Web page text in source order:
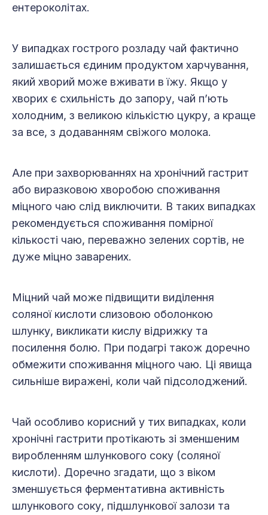
ентероколітах.
У випадках гострого розладу чай фактично
залишається єдиним продуктом харчування,
який хворий може вживати в їжу. Якщо у
хворих є схильність до запору, чай п’ють
холодним, з великою кількістю цукру, а краще
за все, з додаванням свіжого молока.
Але при захворюваннях на хронічний гастрит
або виразковою хворобою споживання
міцного чаю слід виключити. В таких випадках
рекомендується споживання помірної
кількості чаю, переважно зелених сортів, не
дуже міцно заварених.
Міцний чай може підвищити виділення
соляної кислоти слизовою оболонкою
шлунку, викликати кислу відрижку та
посилення болю. При подагрі також доречно
обмежити споживання міцного чаю. Ці явища
сильніше виражені, коли чай підсолоджений.
Чай особливо корисний у тих випадках, коли
хронічні гастрити протікають зі зменшеним
виробленням шлункового соку (соляної
кислоти). Доречно згадати, що з віком
зменшується ферментативна активність
шлункового соку, підшлункової залози та